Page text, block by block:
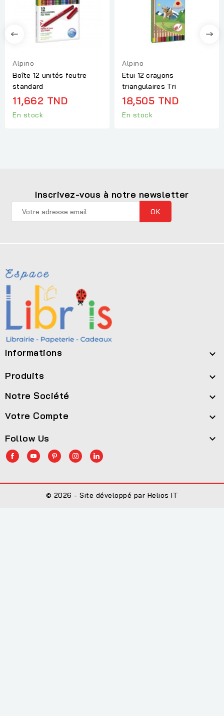
Alpino
Boîte 12 unités feutre
standard
11,662 TND
En stock
Alpino
Etui 12 crayons
triangulaires Tri
18,505 TND
En stock
Inscrivez-vous à notre newsletter
Informations 
Produits 
Notre Société 
Votre Compte 
Follow Us 
© 2026 - Site développé par Helios IT